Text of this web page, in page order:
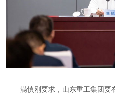
满慎刚要求，山东重工集团要